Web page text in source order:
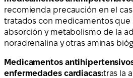
recomienda precaución en el
tratados con medicamentos que
absorción y metabolismo de la
noradrenalina y otras aminas
Medicamentos
enfermedades cardiacas:tras la